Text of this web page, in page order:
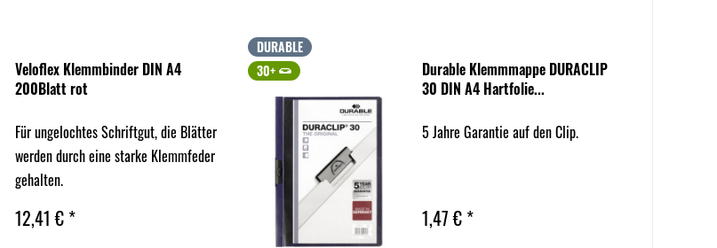
Veloflex Klemmbinder DIN A4
200Blatt rot
Für ungelochtes Schriftgut, die Blätter
werden durch eine starke Klemmfeder
gehalten.
12,41 € *
DURABLE
30+
Durable Klemmmappe DURACLIP
30 DIN A4 Hartfolie...
5 Jahre Garantie auf den Clip.
1,47 € *